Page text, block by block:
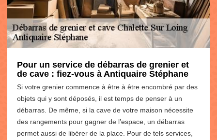
Pour un service de débarras de grenier et
de cave : fiez-vous à Antiquaire Stéphane
Si votre grenier commence à être à être encombré par des
objets qui y sont déposés, il est temps de penser à un
débarras. De même, si la cave de votre maison nécessite
des rangements pour gagner de l’espace, un débarras
permet aussi de libérer de la place. Pour de tels services,